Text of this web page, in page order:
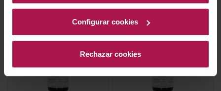
Configurar cookies
Rechazar cookies